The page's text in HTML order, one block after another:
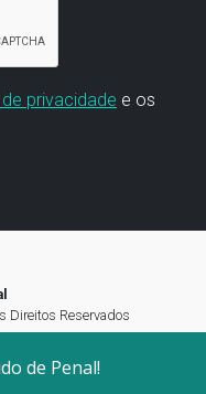
de Penal!
privacidade e os
Direitos Reservados